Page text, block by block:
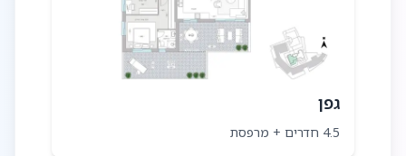
גפן
4.5 חדרים + מרפסת